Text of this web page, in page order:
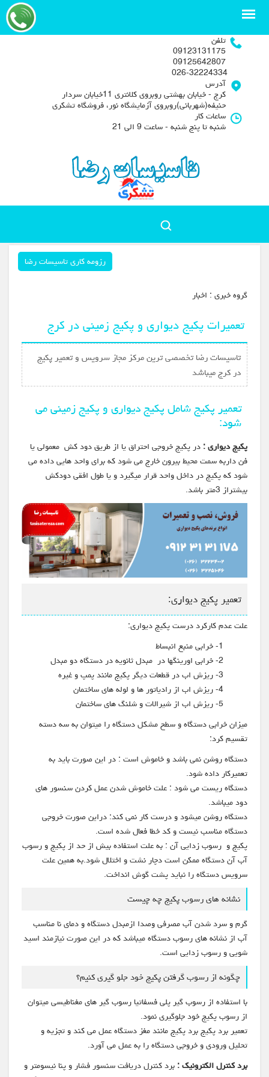
تلفن
09123131175
09125642807
آدرس
کرج - خیابان بهشتی روبروی کلانتری 11خیابان سردار
حنیفه(شهربانی)روبروی آزمایشگاه نور، فروشگاه تشکری
ساعات کار
شنبه تا پنج شنبه - ساعت 9 الی 21
رزومه کاری تاسیسات رضا
گروه خبري : اخبار
تعمیرات پکیج دیواری و پکیج زمینی در کرج
تاسیسات رضا تخصصی ترین مرکز مجاز سرویس و تعمیر پکیج
در کرج میباشد
تعمیر پکیج شامل پکیج دیواری و پکیج زمینی می
شود:
پکیج دیواری :در پکیج خروجی احتراق یا از طریق دود کش معمولی یا
فن داربه سمت محیط بیرون خارج می شود که برای واحد هایی داده می
شود که پکیج در داخل واحد قرار میگیرد و یا طول افقی دودکش
بیشتراز 3متر باشد.
تعمیر پکیج دیواری:
علت عدم کارکرد درست پکیج دیواری:
1- خرابی منبع انبساط
2- خرابی اورینگها در مبدل ثانویه در دستگاه دو مبدل
3- ریزش اب در قطعات دیگر پکیج مانند پمپ و غیره
4- ریزش اب از رادیاتور ها و لوله های ساختمان
5- ریزش اب از شیرالات و شلنگ های ساختمان
میزان خرابی دستگاه و سطح مشکل دستگاه را میتوان به سه دسته
تقسیم کرد:
دستگاه روشن نمی باشد و خاموش است : در این صورت باید به
تعمیرکار داده شود.
دستگاه ریست می شود : علت خاموش شدن عمل کردن سنسور های
دود میباشد.
دستگاه روشن میشود و درست کار نمی کند: دراین صورت خروجی
دستگاه مناسب نیست و کد خطا فعال شده است.
پکیج و رسوب زدایی آن : به علت استفاده بیش از حد از پکیج و رسوب
آب آن دستگاه ممکن است دچار نشت و اختلال شود.به همین علت
سرویس دستگاه را نباید پشت گوش انداخت.
نشانه های رسوب پکیج چه چیست
گرم و سرد شدن آب مصرفی وصدا ازمبدل دستگاه و دمای نا مناسب
آب از نشانه های رسوب دستگاه میباشد که در این صورت نیازمند اسید
شویی و رسوب زدایی است.
چگونه از رسوب گرفتن پکیج خود جلو گیری کنیم؟
با استفاده از رسوب گیر پلی فسفاتیا رسوب گیر های مغناطیسی میتوان
از رسوب پکیج خود جلوگیری نمود.
تعمیر برد پکیج برد پکیج مانند مغز دستگاه عمل می کند و تجزیه و
تحلیل ورودی و خروجی دستگاه را به عمل می آورد.
برد کنترل الکترونیک :برد کنترل دریافت سنسور فشار و پنا نیسومتر و